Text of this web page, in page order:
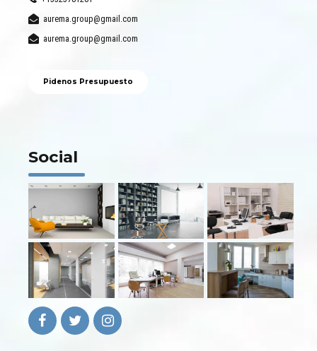
aurema.group@gmail.com
aurema.group@gmail.com
Pidenos Presupuesto
Social